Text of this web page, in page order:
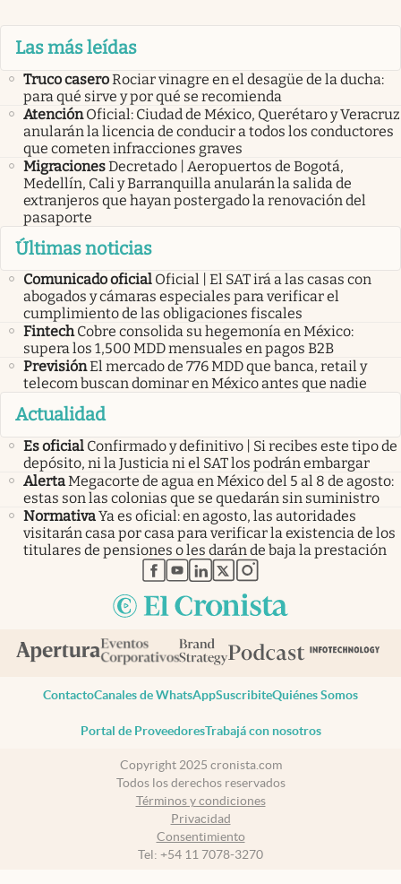
Las más leídas
Truco caseroRociar vinagre en el desagüe de la ducha:
para qué sirve y por qué se recomienda
Atención Oficial: Ciudad de México, Querétaro y Veracruz
anularán la licencia de conducir a todos los conductores
que cometen infracciones graves
MigracionesDecretado | Aeropuertos de Bogotá,
Medellín, Cali y Barranquilla anularán la salida de
extranjeros que hayan postergado la renovación del
pasaporte
Últimas noticias
Comunicado oficial Oficial | El SAT irá a las casas con
abogados y cámaras especiales para verificar el
cumplimiento de las obligaciones fiscales
Fintech Cobre consolida su hegemonía en México:
supera los 1,500 MDD mensuales en pagos B2B
PrevisiónEl mercado de 776 MDD que banca, retail y
telecom buscan dominar en México antes que nadie
Actualidad
Es oficial Confirmado y definitivo | Si recibes este tipo de
depósito, ni la Justicia ni el SAT los podrán embargar
AlertaMegacorte de agua en México del 5 al 8 de agosto:
estas son las colonias que se quedarán sin suministro
NormativaYa es oficial: en agosto, las autoridades
visitarán casa por casa para verificar la existencia de los
titulares de pensiones o les darán de baja la prestación
abre en nueva pestaña
abre en nueva pestaña
abre en nueva pestaña
abre en nueva pestaña
abre en nueva pestaña
ContactoCanales de WhatsAppSuscribiteQuiénes Somos
Portal de ProveedoresTrabajá con nosotros
Copyright 2025 cronista.com
Todos los derechos reservados
Términos y condiciones
Privacidad
Consentimiento
Tel: +54 11 7078-3270